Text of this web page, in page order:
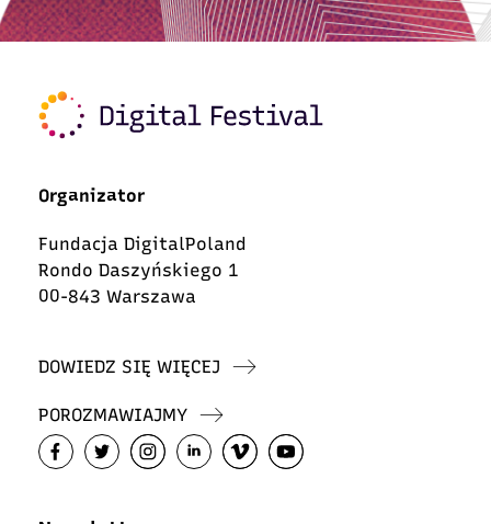
Organizator
Fundacja DigitalPoland
Rondo Daszyńskiego 1
00-843 Warszawa
DOWIEDZ SIĘ WIĘCEJ
POROZMAWIAJMY